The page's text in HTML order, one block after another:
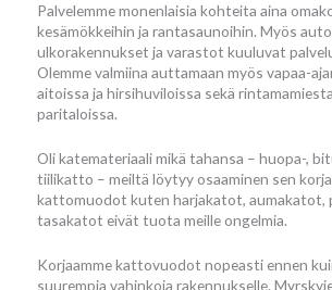
Palvelemme monenlaisia kohteita aina
kesämökkeihin ja rantasaunoihin. Myös
ulkorakennukset ja varastot kuuluvat
Olemme valmiina auttamaan myös vapaa-
aitoissa ja hirsihuviloissa sekä
paritaloissa.
Oli katemateriaali mikä tahansa – huopa-,
tiilikatto – meiltä löytyy osaaminen sen
kattomuodot kuten harjakatot, aumakatot,
tasakatot eivät tuota meille ongelmia.
Korjaamme kattovuodot nopeasti ennen
suurempia vahinkoja rakennukselle.